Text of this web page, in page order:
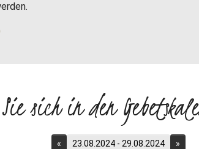
sich in den
« 23.08.2024 - 29.08.2024 »